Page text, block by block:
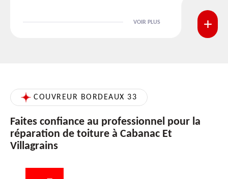
VOIR PLUS
COUVREUR BORDEAUX 33
Faites confiance au professionnel pour la
réparation de toiture à Cabanac Et
Villagrains